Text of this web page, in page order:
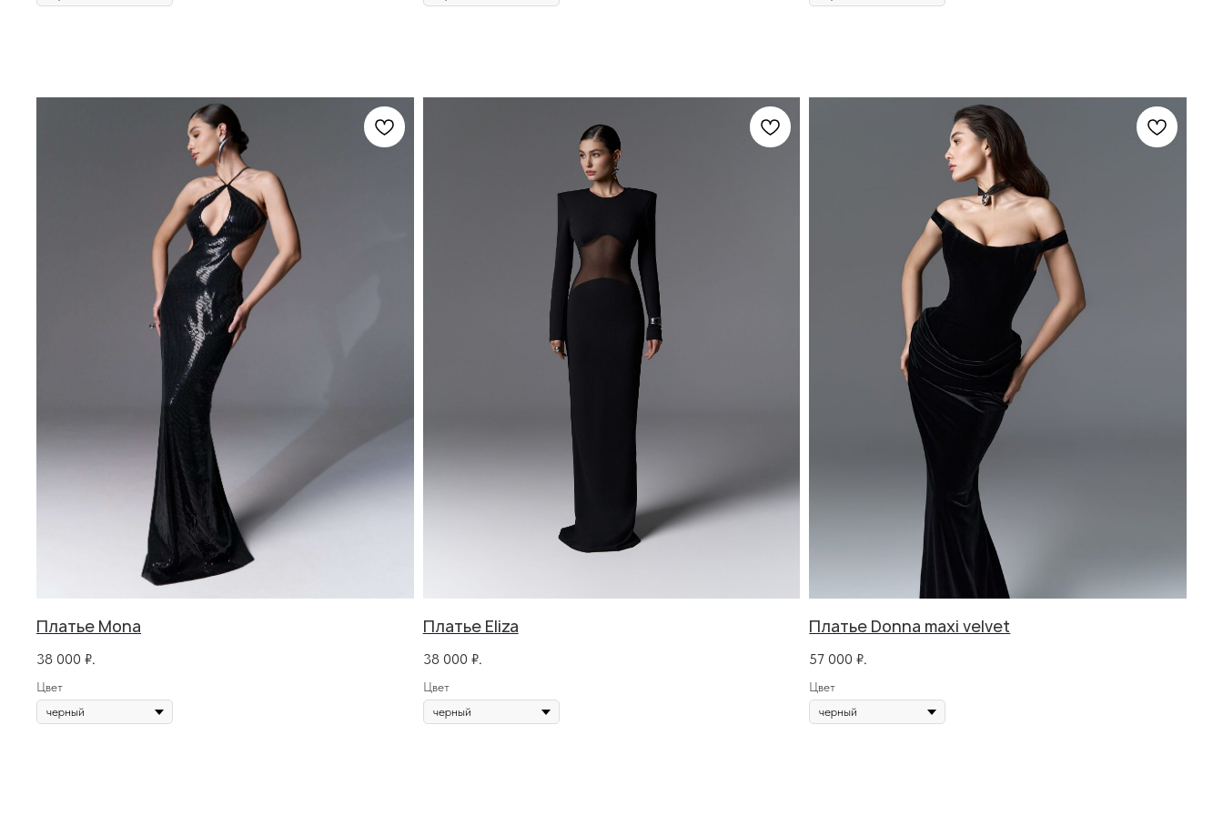
Платье Mona
38 000 ₽.
Цвет
Платье Eliza
38 000 ₽.
Цвет
Платье Donna maxi velvet
57 000 ₽.
Цвет
Оплата и доставка
Контакты, реквизиты
Публичная оферта
Создание сайта
на главную
ПН-ВС с 10:00 до 22:00